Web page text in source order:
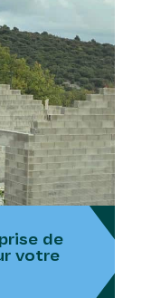
de
votre